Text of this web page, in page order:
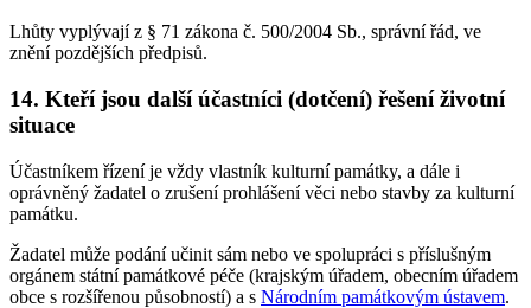
Lhůty vyplývají z § 71 zákona č. 500/2004 Sb., správní řád, ve
znění pozdějších předpisů.
14. Kteří jsou další účastníci (dotčení) řešení životní
situace
Účastníkem řízení je vždy vlastník kulturní památky, a dále i
oprávněný žadatel o zrušení prohlášení věci nebo stavby za kulturní
památku.
Žadatel může podání učinit sám nebo ve spolupráci s příslušným
orgánem státní památkové péče (krajským úřadem, obecním úřadem
obce s rozšířenou působností) a s Národním památkovým ústavem.